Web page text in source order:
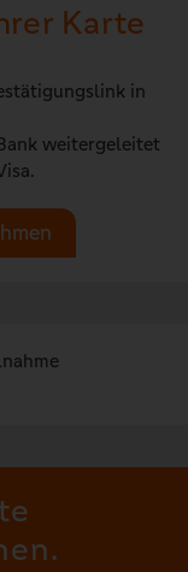
Karte
in
weitergeleitet